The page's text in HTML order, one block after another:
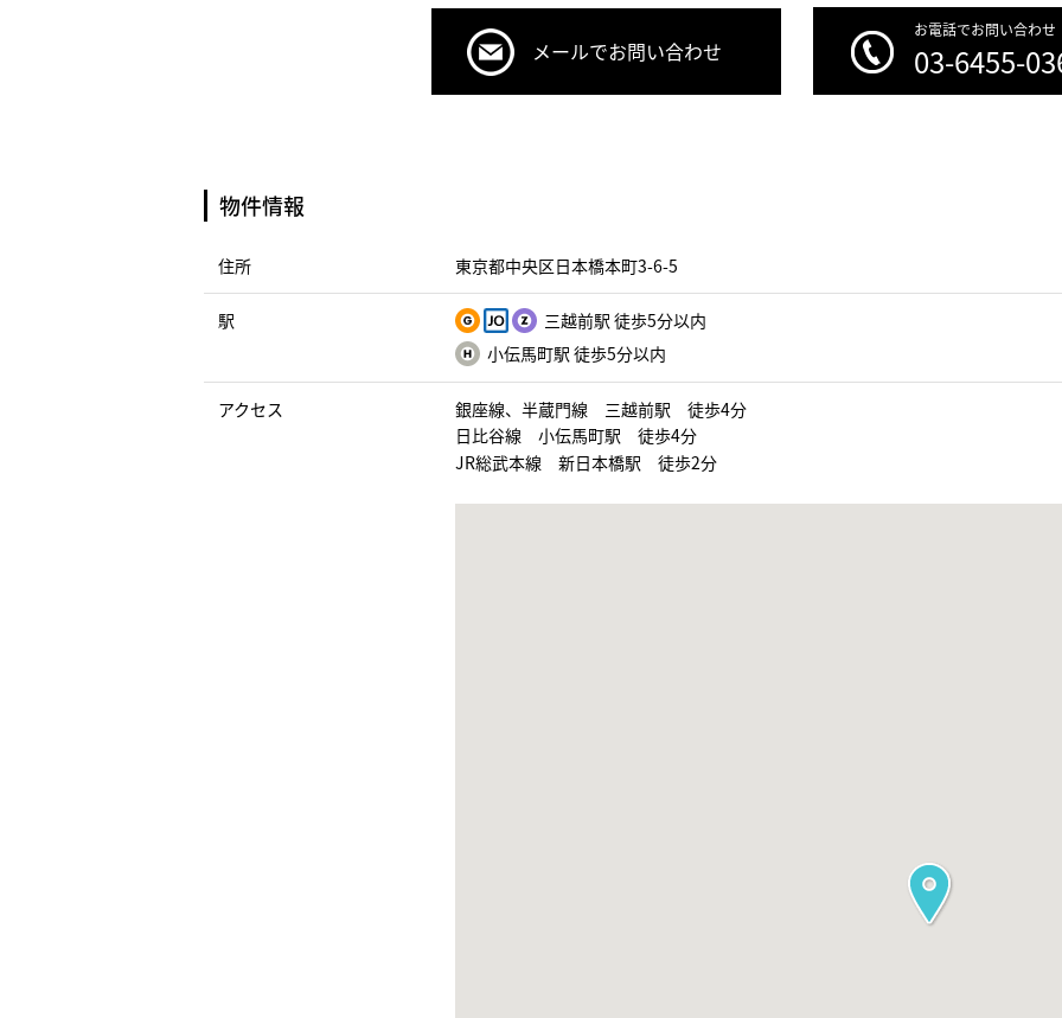
メールでお問い合わせ
お電話でお問い合わせ
03-6455-
物件情報
住所 東京都中央区日本橋本町3-6-5
駅
三越前駅 徒歩5分以内
小伝馬町駅 徒歩5分以内
アクセス
銀座線、半蔵門線 三越前駅 徒歩4分
日比谷線 小伝馬町駅 徒歩4分
JR総武本線 新日本橋駅 徒歩2分